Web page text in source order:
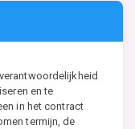
en te
in het contract
termijn, de